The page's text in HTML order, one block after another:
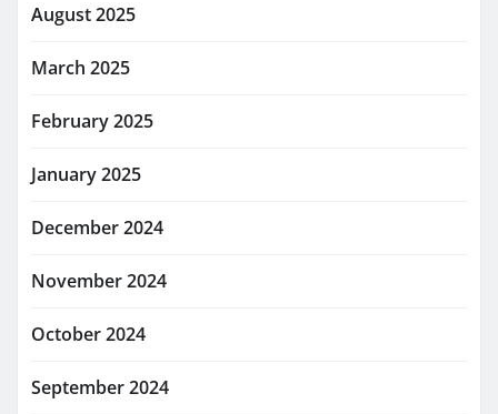
August 2025
March 2025
February 2025
January 2025
December 2024
November 2024
October 2024
September 2024